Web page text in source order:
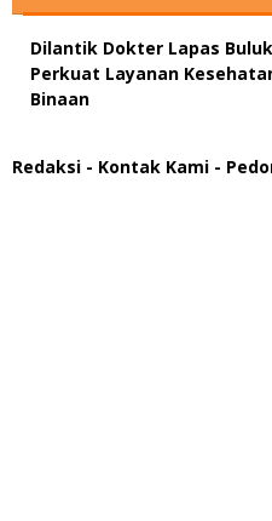
Dilantik Dokter Lapas
Perkuat Layanan
Binaan
Redaksi - Kontak Kami -